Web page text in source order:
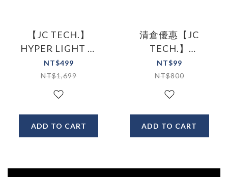
【JC TECH.】
HYPER LIGHT 工
裝機能腰包
NT$499
NT$1,699
ADD TO CART
清倉優惠【JC
TECH.】
INVISIBLE
SHIELD XD隱形盾
防摔空壓殼
NT$99
NT$800
ADD TO CART